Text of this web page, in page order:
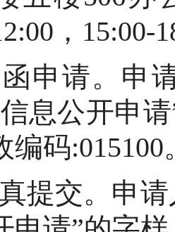
，
申请。申
息公开申
编码:015100
提交。申